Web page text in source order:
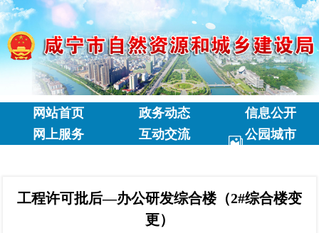
网站首页 政务动态
信息公开
网上服务
互动交流
公园城市
工程许可批后—办公研发综合楼（2#综合楼变
更）